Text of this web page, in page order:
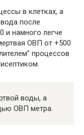
в клетках, а
после
и намного легче
ОВП от +500
процессов
воды, а
ОВП метра.